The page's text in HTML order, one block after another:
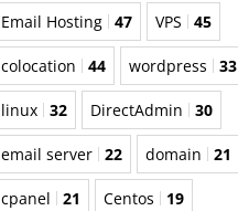
Email Hosting 47 VPS 45
colocation 44 wordpress 33
linux 32 DirectAdmin 30
email server 22 domain 21
cpanel 21 Centos 19